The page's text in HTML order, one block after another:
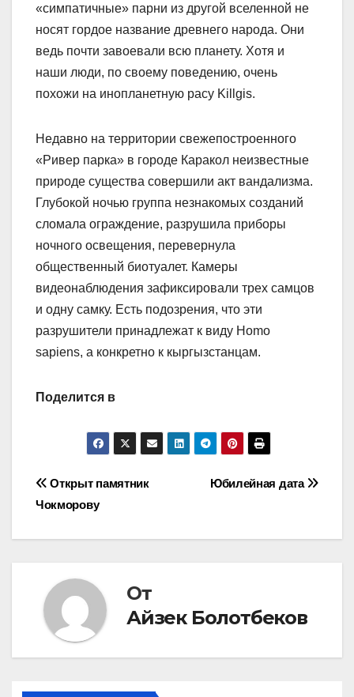
«симпатичные» парни из другой вселенной не
носят гордое название древнего народа. Они
ведь почти завоевали всю планету. Хотя и
наши люди, по своему поведению, очень
похожи на инопланетную расу Killgis.
Недавно на территории свежепостроенного
«Ривер парка» в городе Каракол неизвестные
природе существа совершили акт вандализма.
Глубокой ночью группа незнакомых созданий
сломала ограждение, разрушила приборы
ночного освещения, перевернула
общественный биотуалет. Камеры
видеонаблюдения зафиксировали трех самцов
и одну самку. Есть подозрения, что эти
разрушители принадлежат к виду Homo
sapiens, а конкретно к кыргызстанцам.
Поделится в
Навигация
Юбилейная дата
Открыт памятник
Чокморову
От
Айзек Болотбеков